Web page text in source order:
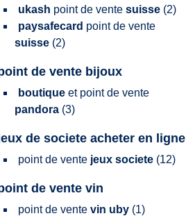
ukash pointde vente suisse (2)
paysafecard pointde vente
suisse (2)
de vente bijoux
boutique et pointde vente
pandora (3)
de societe acheter en ligne
pointde vente jeux societe (12)
de vente vin
pointde vente vin uby (1)